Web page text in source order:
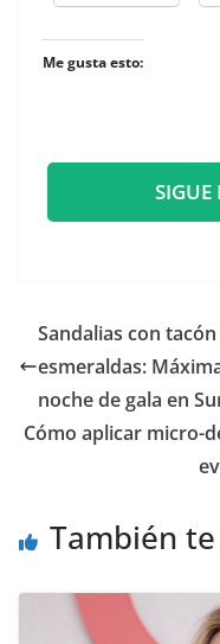
Me gusta esto:
SIGUE
​Sandalias con
esmeraldas:
noche de gala en
Cómo aplicar micro-
También